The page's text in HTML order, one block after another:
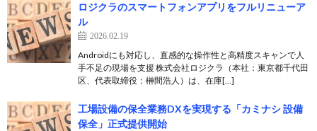
ロジクラのスマートフォンアプリをフルリニューア
ル
2026.02.19
Androidにも対応し、直感的な操作性と高精度スキャンで人
手不足の現場を支援 株式会社ロジクラ（本社：東京都千代田
区、代表取締役：榊間浩人）は、在庫[…]
工場設備の保全業務DXを実現する「カミナシ 設備
保全」正式提供開始